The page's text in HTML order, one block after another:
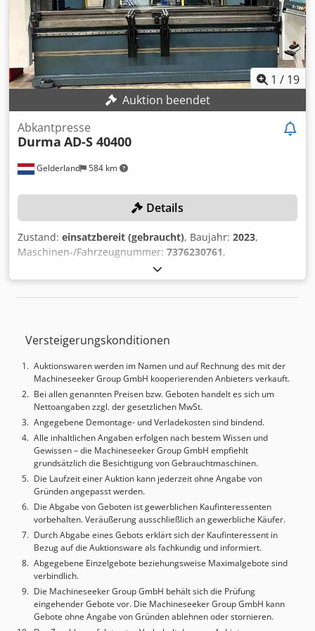
1 / 19
Auktion beendet
Gelderland 584 km
Abkantpresse
Durma AD-S 40400
Details
Zustand: einsatzbereit (gebraucht), Baujahr: 2023,
Maschinen-/Fahrzeugnummer: 7376230761,
voll funktionsfähig
305 h, Presskraft:400 t, Hub:365 mm, Ausladung:630
mm, Steuerungsmodell:Durma DT-15, Arbeitsbreite:4’050
630 mm Hub max.: 365 mm Credpfxey Avu As Ah Tsf
Achsen: 4 (Y1+Y2+X+R) Bombiersystem: CNC-gesteuert
Abmessungen & Gewicht Abmessungen (L x B x H): 5.750 x
2.110 x 3.640 mm Transportgewicht: 27.760 kg
Transportpakete: 1 Betriebsstunden: 2.216 h Stunden
Hydraulikmotor: 305 h AUSSTATTUNG Werkzeuge
Dokumentation CE-Kennzeichnung CE-Zertifikat
Versteigerungskonditionen
Auktionswaren werden im Namen und auf Rechnung des mit der
Machineseeker Group GmbH kooperierenden Anbieters verkauft.
Bei allen genannten Preisen bzw. Geboten handelt es sich um
Nettoangaben zzgl. der gesetzlichen MwSt.
Angegebene Demontage- und Verladekosten sind bindend.
Alle inhaltlichen Angaben erfolgen nach bestem Wissen und
Gewissen – die Machineseeker Group GmbH empfiehlt
grundsätzlich die Besichtigung von Gebrauchtmaschinen.
Die Laufzeit einer Auktion kann jederzeit ohne Angabe von
Gründen angepasst werden.
Die Abgabe von Geboten ist gewerblichen Kaufinteressenten
vorbehalten. Veräußerung ausschließlich an gewerbliche Käufer.
Durch Abgabe eines Gebots erklärt sich der Kaufinteressent in
Bezug auf die Auktionsware als fachkundig und informiert.
Abgegebene Einzelgebote beziehungsweise Maximalgebote sind
verbindlich.
Die Machineseeker Group GmbH behält sich die Prüfung
eingehender Gebote vor. Die Machineseeker Group GmbH kann
Gebote ohne Angabe von Gründen ablehnen oder stornieren.